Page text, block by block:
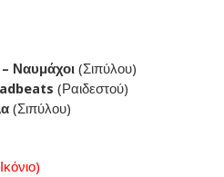
Ναυμάχοι(Σιπύλου)
(Ραιδεστού)
(Σιπύλου)